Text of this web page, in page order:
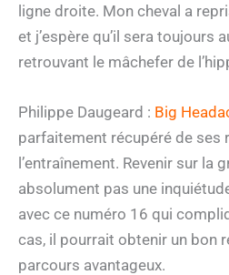
ligne droite. Mon cheval a
et j’espère qu’il sera toujours
retrouvant le mâchefer de
Philippe Daugeard : Big
parfaitement récupéré de ses
l’entraînement. Revenir sur la
absolument pas une
avec ce numéro 16 qui
cas, il pourrait obtenir un bon
parcours avantageux.